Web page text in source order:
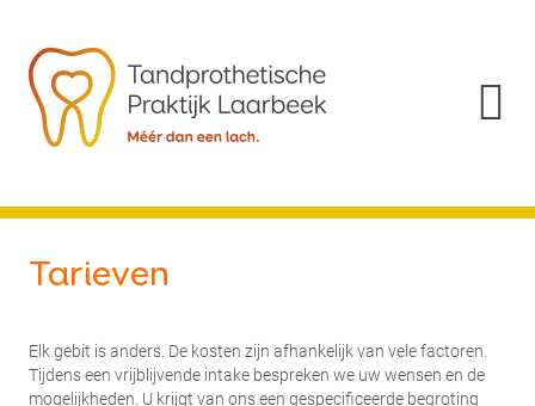
Tarieven
Elk gebit is anders. De kosten zijn afhankelijk van vele factoren.
Tijdens een vrijblijvende intake bespreken we uw wensen en de
mogelijkheden. U krijgt van ons een gespecificeerde begroting